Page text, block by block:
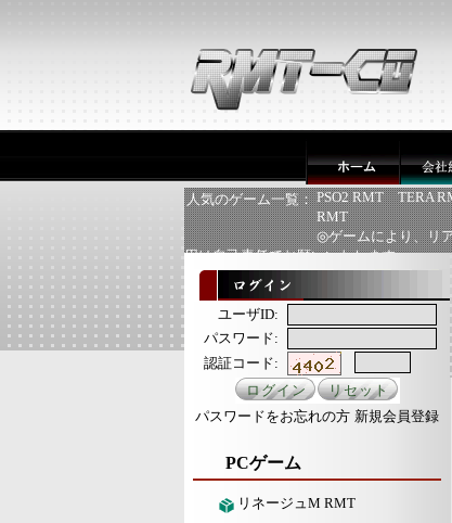
人気のゲーム一覧： PSO2 RMT TERA
RMT
◎ゲームにより、リ
用は自己責任でお願いいたします
ユーザID:
パスワード:
認証コード:
パスワードをお忘れの方 新規会員登録
PCゲーム
リネージュM RMT